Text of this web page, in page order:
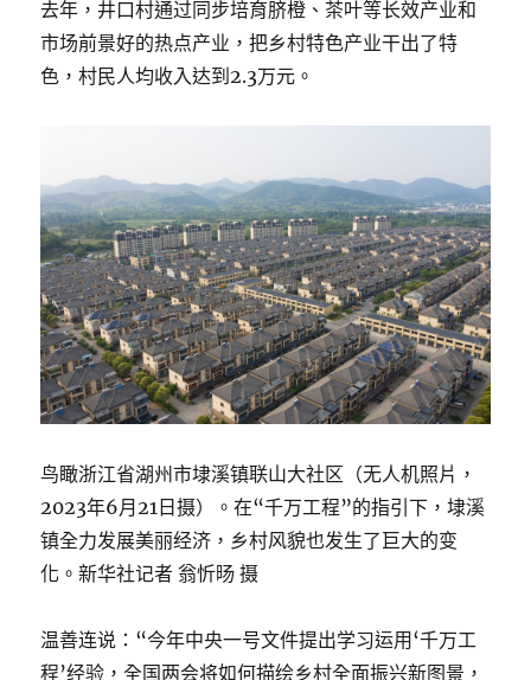
去年，井口村通过同步培育脐橙、茶叶等长效产业和
市场前景好的热点产业，把乡村特色产业干出了特
色，村民人均收入达到2.3万元。
鸟瞰浙江省湖州市埭溪镇联山大社区（无人机照片，
2023年6月21日摄）。在“千万工程”的指引下，埭溪
镇全力发展美丽经济，乡村风貌也发生了巨大的变
化。新华社记者 翁忻旸 摄
温善连说：“今年中央一号文件提出学习运用‘千万工
程’经验，全国两会将如何描绘乡村全面振兴新图景，